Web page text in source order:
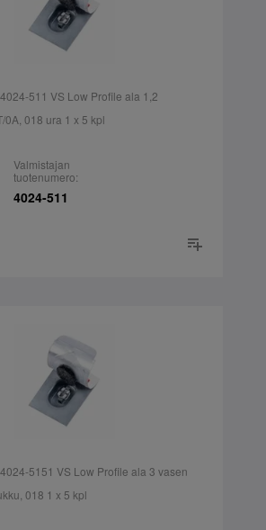
511 VS Low Profile ala 1,2
0A, 018 ura 1 x 5 kpl
Valmistajan
tuotenumero:
4024-511
5151 VS Low Profile ala 3 vasen
018 1 x 5 kpl